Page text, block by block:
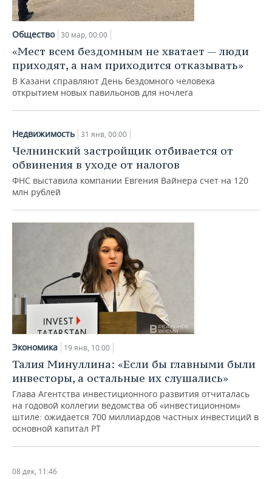
Общество 30 мар, 00:00
«Мест всем бездомным не хватает — люди
приходят, а нам приходится отказывать»
В Казани справляют День бездомного человека
открытием новых павильонов для ночлега
Недвижимость 31 янв, 00:00
Челнинский застройщик отбивается от
обвинения в уходе от налогов
ФНС выставила компании Евгения Вайнера счет на 120
млн рублей
Экономика 19 янв, 10:00
Талия Минуллина: «Если бы главными были
инвесторы, а остальные их слушались»
Глава Агентства инвестиционного развития отчиталась
на годовой коллегии ведомства об «инвестиционном»
штиле: ожидается 700 миллиардов частных инвестиций в
основной капитал РТ
08 дек, 11:46